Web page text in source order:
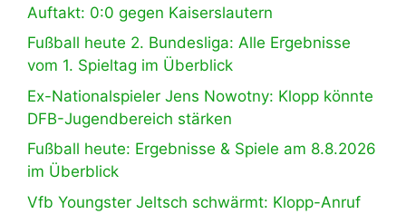
Auftakt: 0:0 gegen Kaiserslautern
Fußball heute 2. Bundesliga: Alle Ergebnisse
vom 1. Spieltag im Überblick
Ex-Nationalspieler Jens Nowotny: Klopp könnte
DFB-Jugendbereich stärken
Fußball heute: Ergebnisse & Spiele am 8.8.2026
im Überblick
Vfb Youngster Jeltsch schwärmt: Klopp-Anruf